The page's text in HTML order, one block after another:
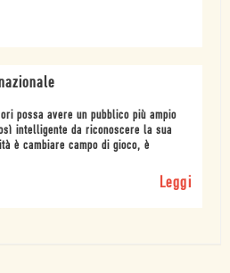
possa avere un pubblico più ampio
intelligente da riconoscere la sua
è cambiare campo di gioco, è
Leggi